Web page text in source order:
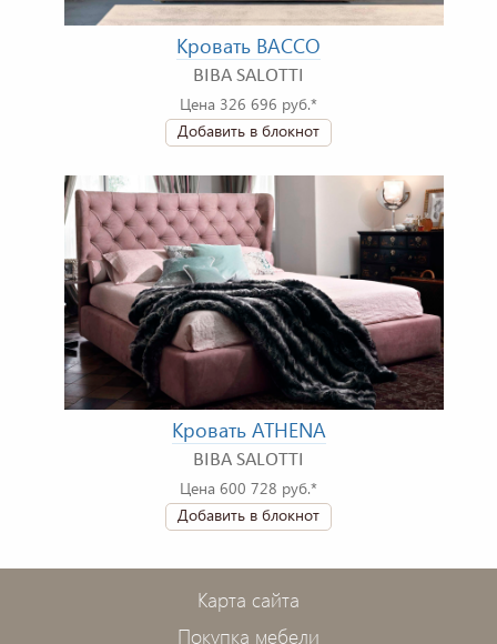
Кровать BACCO
BIBA SALOTTI
Цена 326 696 руб.*
Добавить в блокнот
Кровать ATHENA
BIBA SALOTTI
Цена 600 728 руб.*
Добавить в блокнот
Карта сайта
Покупка мебели